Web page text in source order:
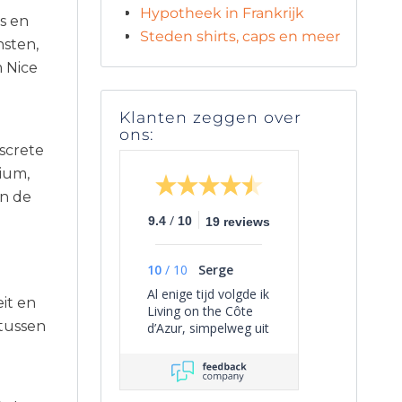
en
Nice
de
en
Hypotheek in Frankrijk
Steden shirts, caps en meer
Klanten zeggen over
ons:
9.4 / 10 19 reviews
10 / 10
Serge
Al enige tijd volgde ik
Living on the Côte
d’Azur, simpelweg uit
interesse, omdat het
een overzichtelijk
beeld geeft van het